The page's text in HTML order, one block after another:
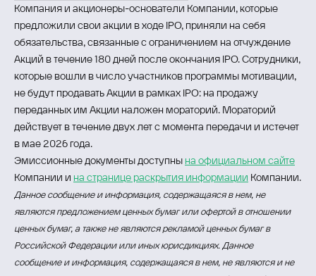
Компания и акционеры-основатели Компании, которые
предложили свои акции в ходе IPO, приняли на себя
обязательства, связанные с ограничением на отчуждение
Акций в течение 180 дней после окончания IPO. Сотрудники,
которые вошли в число участников программы мотивации,
не будут продавать Акции в рамках IPO: на продажу
переданных им Акции наложен мораторий. Мораторий
действует в течение двух лет с момента передачи и истечет
в мае 2026 года.
Эмиссионные документы доступны на официальном сайте
Компании и на странице раскрытия информации Компании.
Данное сообщение и информация, содержащаяся в нем, не
являются предложением ценных бумаг или офертой в отношении
ценных бумаг, а также не являются рекламой ценных бумаг в
Российской Федерации или иных юрисдикциях. Данное
сообщение и информация, содержащаяся в нем, не являются и не